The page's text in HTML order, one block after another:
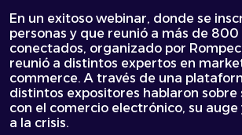
En un exitoso webinar, donde se
personas y que reunió a más de 800
conectados, organizado por
reunió a distintos expertos en
commerce. A través de una
distintos expositores hablaron sobre
con el comercio electrónico, su
a la crisis.